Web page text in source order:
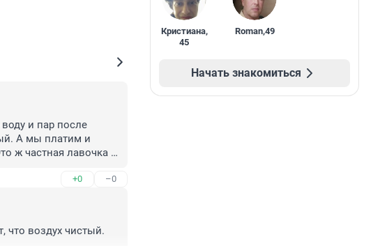
и пар после
А мы платим и
ж частная лавочка
+0 –0
что воздух чистый.
Кристиана,
45
Roman,49
Начать знакомиться